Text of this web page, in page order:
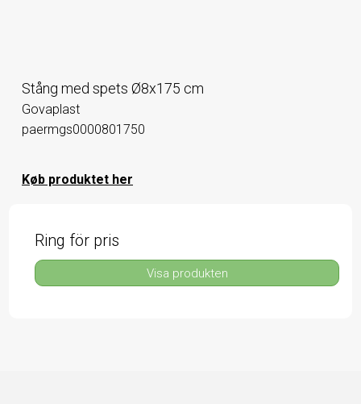
Stång med spets Ø8x175 cm
Govaplast
paermgs0000801750
Køb produktet her
Ring för pris
Visa produkten